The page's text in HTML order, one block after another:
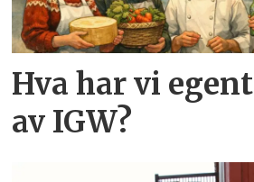
Hva har vi
av IGW?